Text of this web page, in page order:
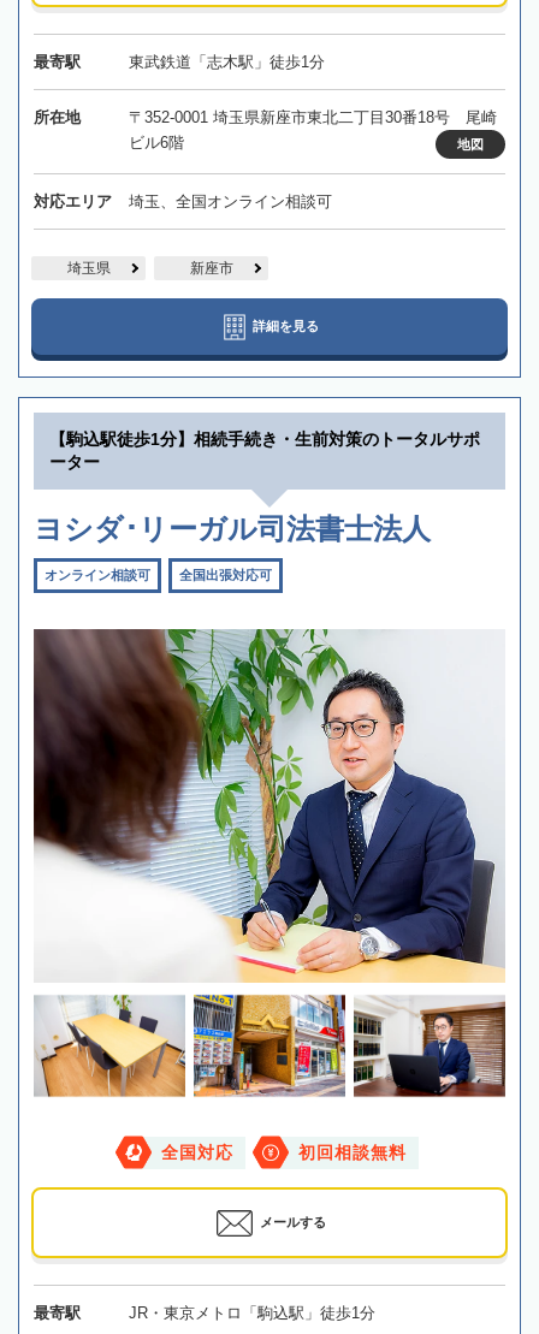
最寄駅 東武鉄道「志木駅」徒歩1分
所在地
〒352-0001 埼玉県新座市東北二丁目30番18号 尾崎
ビル6階
地図
対応エリア 埼玉、全国オンライン相談可
埼玉県 新座市
詳細を見る
【駒込駅徒歩1分】相続手続き・生前対策のトータルサポ
ーター
ヨシダ･リーガル司法書士法人
オンライン相談可 全国出張対応可
全国対応 初回相談無料
メールする
最寄駅 JR・東京メトロ「駒込駅」徒歩1分